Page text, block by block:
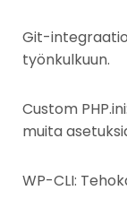
Git-
työnkulkuun.
Custom
muita
WP-CLI: